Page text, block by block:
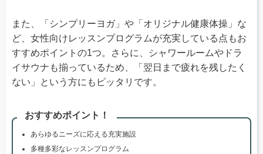
また、「シンプリーヨガ」や「オリジナル健康体操」な
ど、女性向けレッスンプログラムが充実している点もお
すすめポイントの1つ。さらに、シャワールームやドラ
イサウナも揃っているため、「翌日まで疲れを残したく
ない」という方にもピッタリです。
おすすめポイント！
あらゆるニーズに応える充実施設
多種多彩なレッスンプログラム